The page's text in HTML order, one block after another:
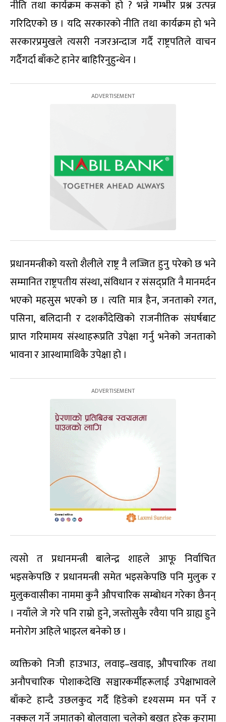
नीति तथा कार्यक्रम कसको हो ? भन्ने गम्भीर प्रश्न उत्पन्न
गरिदिएको छ । यदि सरकारको नीति तथा कार्यक्रम हो भने
सरकारप्रमुखले त्यसरी नजरअन्दाज गर्दै राष्ट्रपतिले वाचन
गर्दैगर्दा बाँकटे हानेर बाहिरिनुहुन्थेन ।
प्रधानमन्त्रीको यस्तो शैलीले राष्ट्र नै लज्जित हुनु परेको छ भने
सम्मानित राष्ट्रपतीय संस्था, संविधान र संसद्प्रति नै मानमर्दन
भएको महसुस भएको छ । त्यति मात्र हैन, जनताको रगत,
पसिना, बलिदानी र दशकौंदेखिको राजनीतिक संघर्षबाट
प्राप्त गरिमामय संस्थाहरूप्रति उपेक्षा गर्नु भनेको जनताको
भावना र आस्थामाथिकै उपेक्षा हो ।
त्यसो त प्रधानमन्त्री बालेन्द्र शाहले आफू निर्वाचित
भइसकेपछि र प्रधानमन्त्री समेत भइसकेपछि पनि मुलुक र
मुलुकवासीका नाममा कुनै औपचारिक सम्बोधन गरेका छैनन्
। नयाँले जे गरे पनि राम्रो हुने, जस्तोसुकै रवैया पनि ग्राह्य हुने
मनोरोग अहिले भाइरल बनेको छ ।
व्यक्तिको निजी हाउभाउ, लवाइ–खवाइ, औपचारिक तथा
अनौपचारिक पोशाकदेखि सञ्चारकर्मीहरूलाई उपेक्षाभावले
बाँकटे हान्दै उछलकुद गर्दै हिंडेको दृश्यसम्म मन पर्ने र
नक्कल गर्ने जमातको बोलवाला चलेको बखत हरेक कुरामा